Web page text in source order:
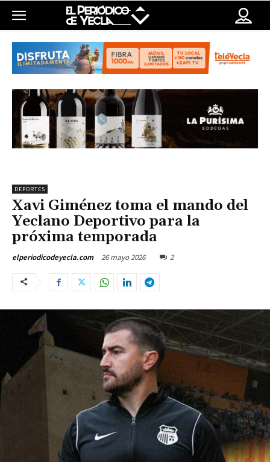
DEPORTES
Xavi Giménez toma el mando del
Yeclano Deportivo para la
próxima temporada
elperiodicodeyecla.com 26 mayo 2026 2